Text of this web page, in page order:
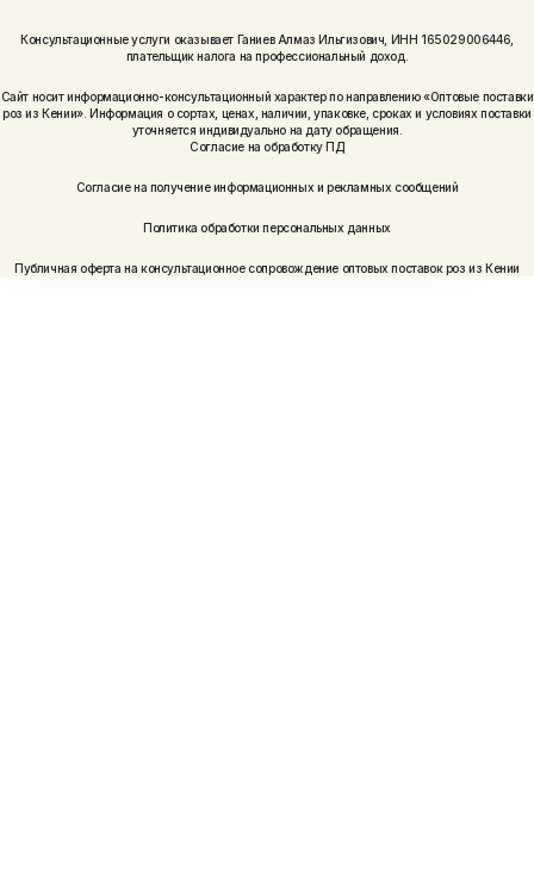
Консультационные услуги оказывает Ганиев Алмаз Ильгизович, ИНН 165029006446,
плательщик налога на профессиональный доход.
Сайт носит информационно-консультационный характер по направлению «Оптовые поставки
роз из Кении». Информация о сортах, ценах, наличии, упаковке, сроках и условиях поставки
уточняется индивидуально на дату обращения.
Согласие на обработку ПД
Согласие на получение информационных и рекламных сообщений
Политика обработки персональных данных
Публичная оферта на консультационное сопровождение оптовых поставок роз из Кении